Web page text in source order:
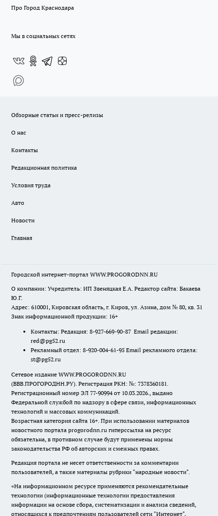
Про Город Краснодара
Мы в социальных сетях
Обзорные статьи и пресс-релизы
О нас
Контакты
Редакционная политика
Условия труда
Авто
Новости
Главная
Городской интернет-портал WWW.PROGORODNN.RU
О компании: Учредитель: ИП Звеняцкая Е.А. Редактор сайта: Бакаева
Ю.Г.
Адрес: 610001, Кировская область, г. Киров, ул. Азина, дом № 80, кв. 31
Знак информационной продукции: 16+
Контакты: Редакция: 8-927-669-90-87 Email редакции:
red@pg52.ru
Рекламный отдел: 8-920-004-61-95 Email рекламного отдела:
st@pg52.ru
Сетевое издание WWW.PROGORODNN.RU
(ВВВ.ПРОГОРОДНН.РУ). Регистрация РКН: №: 7378360181.
Регистрационный номер ЭЛ 77-90994 от 10.03.2026., выдано
Федеральной службой по надзору в сфере связи, информационных
технологий и массовых коммуникаций.
Возрастная категория сайта 16+. При использовании материалов
новостного портала progorodnn.ru гиперссылка на ресурс
обязательна, в противном случае будут применены нормы
законодательства РФ об авторских и смежных правах.
Редакция портала не несет ответственности за комментарии
пользователей, а также материалы рубрики "народные новости".
«На информационном ресурсе применяются рекомендательные
технологии (информационные технологии предоставления
информации на основе сбора, систематизации и анализа сведений,
относящихся к предпочтениям пользователей сети "Интернет",